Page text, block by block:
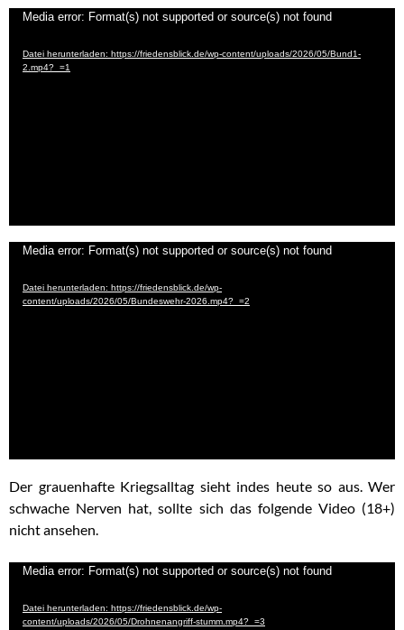
Video-
Media error: Format(s) not supported or source(s) not found
Datei herunterladen: https://friedensblick.de/wp-content/uploads/2026/05/Bund1-
2.mp4?_=1
Video-
Media error: Format(s) not supported or source(s) not found
Datei herunterladen: https://friedensblick.de/wp-
content/uploads/2026/05/Bundeswehr-2026.mp4?_=2
Der grauenhafte Kriegsalltag sieht indes heute so aus. Wer
schwache Nerven hat, sollte sich das folgende Video (18+)
nicht ansehen.
Video-
Media error: Format(s) not supported or source(s) not found
Datei herunterladen: https://friedensblick.de/wp-
content/uploads/2026/05/Drohnenangriff-stumm.mp4?_=3